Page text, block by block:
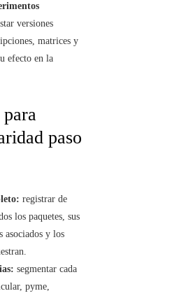
versiones
matrices y
efecto en la
paso
registrar de
los paquetes, sus
asociados y los
segmentar cada
pyme,